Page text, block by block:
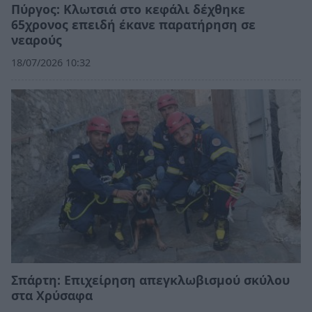
Πύργος: Κλωτσιά στο κεφάλι δέχθηκε
65χρονος επειδή έκανε παρατήρηση σε
νεαρούς
18/07/2026 10:32
Σπάρτη: Επιχείρηση απεγκλωβισμού σκύλου
στα Χρύσαφα